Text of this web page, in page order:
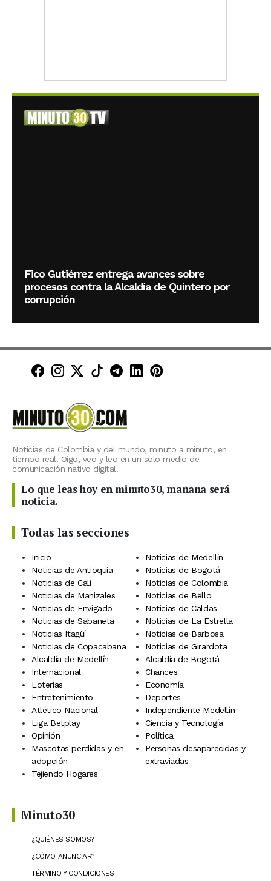
Fico Gutiérrez entrega avances sobre
procesos contra la Alcaldía de Quintero por
corrupción
Minuto30 en Facebook
Minuto30 en Instagram
Minuto30 en X (Twitter)
Minuto30 en TikTok
Canal de Minuto30 en
Minuto30 en LinkedIn
Minuto30 en
Noticias de Colombia y del mundo, minuto a minuto, en
tiempo real. Oigo, veo y leo en un solo medio de
comunicación nativo digital.
Lo que leas hoy en minuto30, mañana será
noticia.
Todas las secciones
Inicio
Noticias de Medellín
Noticias de Antioquia
Noticias de Bogotá
Noticias de Cali
Noticias de Colombia
Noticias de Manizales
Noticias de Bello
Noticias de Envigado
Noticias de Caldas
Noticias de Sabaneta
Noticias de La Estrella
Noticias Itagüí
Noticias de Barbosa
Noticias de Copacabana
Noticias de Girardota
Alcaldía de Medellín
Alcaldía de Bogotá
Internacional
Chances
Loterías
Economía
Entretenimiento
Deportes
Atlético Nacional
Independiente Medellín
Liga Betplay
Ciencia y Tecnología
Opinión
Política
Mascotas perdidas y en
adopción
Personas desaparecidas y
extraviadas
Tejiendo Hogares
Minuto30
¿QUIÉNES SOMOS?
¿CÓMO ANUNCIAR?
TÉRMINO Y CONDICIONES